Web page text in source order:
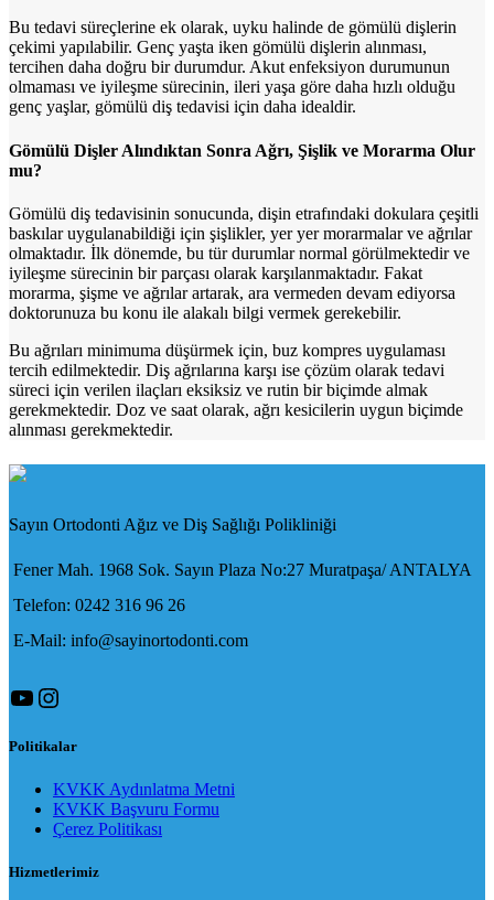
Bu tedavi süreçlerine ek olarak, uyku halinde de gömülü dişlerin
çekimi yapılabilir. Genç yaşta iken gömülü dişlerin alınması,
tercihen daha doğru bir durumdur. Akut enfeksiyon durumunun
olmaması ve iyileşme sürecinin, ileri yaşa göre daha hızlı olduğu
genç yaşlar, gömülü diş tedavisi için daha idealdir.
Gömülü Dişler Alındıktan Sonra Ağrı, Şişlik ve Morarma Olur
mu?
Gömülü diş tedavisinin sonucunda, dişin etrafındaki dokulara çeşitli
baskılar uygulanabildiği için şişlikler, yer yer morarmalar ve ağrılar
olmaktadır. İlk dönemde, bu tür durumlar normal görülmektedir ve
iyileşme sürecinin bir parçası olarak karşılanmaktadır. Fakat
morarma, şişme ve ağrılar artarak, ara vermeden devam ediyorsa
doktorunuza bu konu ile alakalı bilgi vermek gerekebilir.
Bu ağrıları minimuma düşürmek için, buz kompres uygulaması
tercih edilmektedir. Diş ağrılarına karşı ise çözüm olarak tedavi
süreci için verilen ilaçları eksiksiz ve rutin bir biçimde almak
gerekmektedir. Doz ve saat olarak, ağrı kesicilerin uygun biçimde
alınması gerekmektedir.
Sayın Ortodonti Ağız ve Diş Sağlığı Polikliniği
Fener Mah. 1968 Sok. Sayın Plaza No:27 Muratpaşa/ ANTALYA
Telefon: 0242 316 96 26
E-Mail: info@sayinortodonti.com
YouTube
Instagram
Politikalar
KVKK Aydınlatma Metni
KVKK Başvuru Formu
Çerez Politikası
Hizmetlerimiz